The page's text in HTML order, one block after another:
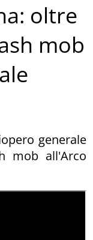
oltre
mob
generale
mob all'Arco